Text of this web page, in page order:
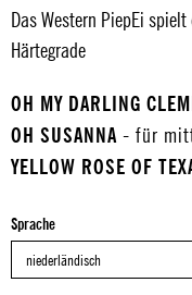
Das Western PiepEi
Härtegrade
OH MY DARLING
OH SUSANNA - für
YELLOW ROSE OF
Spracheauswählen